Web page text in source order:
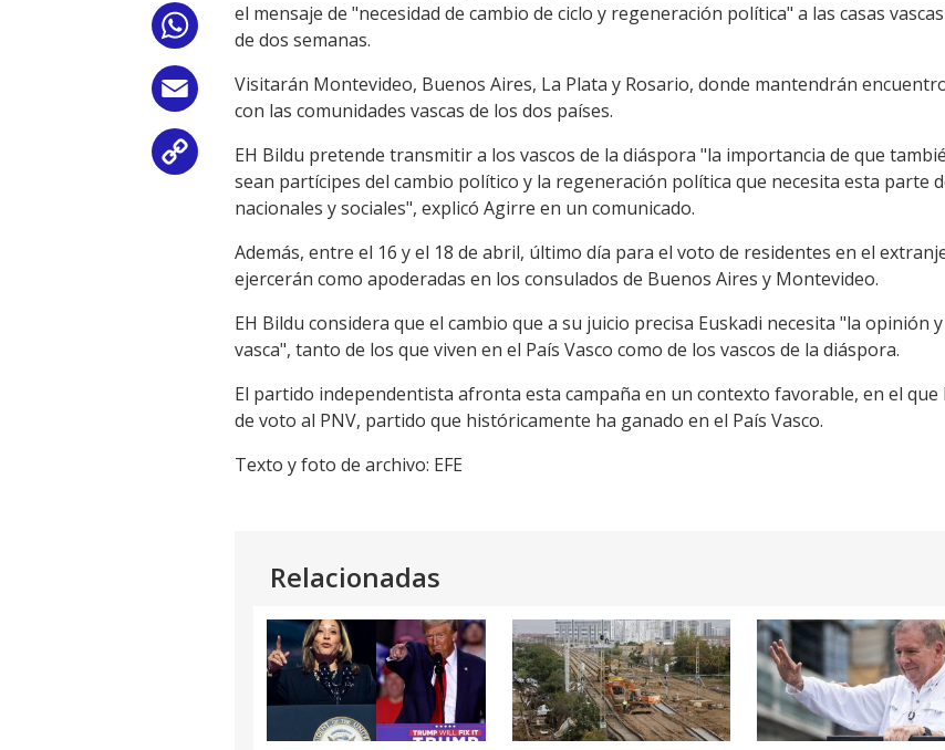
WhatsApp
Email
Copy
Link
el mensaje de "necesidad de cambio de ciclo y regeneración política" a las casas
de dos semanas.
Visitarán Montevideo, Buenos Aires, La Plata y Rosario, donde mantendrán
con las comunidades vascas de los dos países.
EH Bildu pretende transmitir a los vascos de la diáspora "la importancia de que
sean partícipes del cambio político y la regeneración política que necesita esta parte
nacionales y sociales", explicó Agirre en un comunicado.
Además, entre el 16 y el 18 de abril, último día para el voto de residentes en el
ejercerán como apoderadas en los consulados de Buenos Aires y Montevideo.
EH Bildu considera que el cambio que a su juicio precisa Euskadi necesita "la opinión
vasca", tanto de los que viven en el País Vasco como de los vascos de la diáspora.
El partido independentista afronta esta campaña en un contexto favorable, en el que
de voto al PNV, partido que históricamente ha ganado en el País Vasco.
Texto y foto de archivo: EFE
Relacionadas